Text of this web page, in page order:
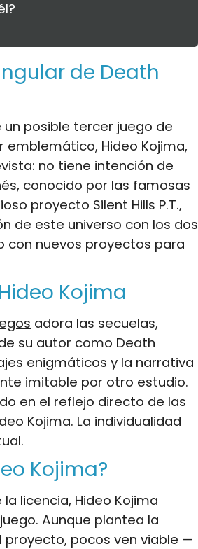
de Death
posible tercer juego de
emblemático, Hideo Kojima,
no tiene intención de
conocido por las famosas
proyecto Silent Hills P.T.,
de este universo con los dos
con nuevos proyectos para
Kojima
adora las secuelas,
su autor como Death
enigmáticos y la narrativa
imitable por otro estudio.
en el reflejo directo de las
Kojima. La individualidad
Kojima?
licencia, Hideo Kojima
Aunque plantea la
pocos ven viable —